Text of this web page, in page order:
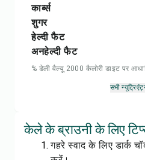
कार्ब्स
शुगर
हेल्दी फैट
अनहेल्दी फैट
% डेली वैल्यू 2000 कैलोरी डाइट पर
सभी
केले के ब्राउनी के लिए
गहरे स्वाद के लिए डार्क